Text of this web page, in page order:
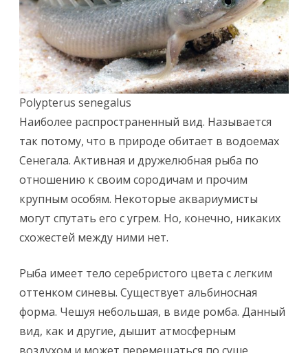
Polypterus senegalus
Наиболее распространенный вид. Называется
так потому, что в природе обитает в водоемах
Сенегала. Активная и дружелюбная рыба по
отношению к своим сородичам и прочим
крупным особям. Некоторые аквариумисты
могут спутать его с угрем. Но, конечно, никаких
схожестей между ними нет.
Рыба имеет тело серебристого цвета с легким
оттенком синевы. Существует альбиносная
форма. Чешуя небольшая, в виде ромба. Данный
вид, как и другие, дышит атмосферным